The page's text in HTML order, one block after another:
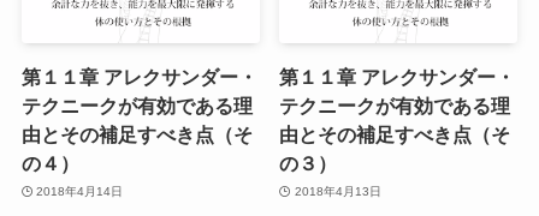
第１１章 アレクサンダー・
テクニークが有効である理
由とその補足すべき点（そ
の４）
2018年4月14日
第１１章 アレクサンダー・
テクニークが有効である理
由とその補足すべき点（そ
の３）
2018年4月13日